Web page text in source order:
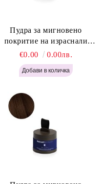
Пудра за мигновено
покритие на израснали
корени Светло Кафяво -
Labor Pro Instant Retouch
Powder - Light Brown H644
€0.00 0.00лв.